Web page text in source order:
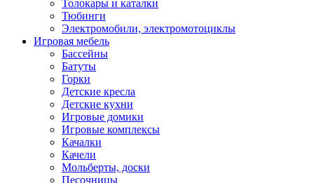
Толокары и каталки
Тюбинги
Электромобили, электромотоциклы
Игровая мебель
Бассейны
Батуты
Горки
Детские кресла
Детские кухни
Игровые домики
Игровые комплексы
Качалки
Качели
Мольберты, доски
Песочницы